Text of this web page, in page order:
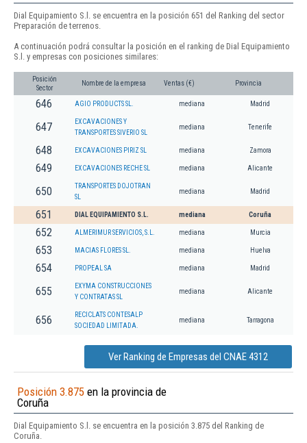
Dial Equipamiento S.l. se encuentra en la posición 651 del Ranking del sector
Preparación de terrenos.
A continuación podrá consultar la posición en el ranking de Dial Equipamiento
S.l. y empresas con posiciones similares:
Posición
Sector
Nombre de la empresa Ventas (€) Provincia
646 AGIO PRODUCTS SL. mediana Madrid
647
EXCAVACIONES Y
TRANSPORTES SIVERIO SL
mediana Tenerife
648 EXCAVACIONES PIRIZ SL mediana Zamora
649 EXCAVACIONES RECHE SL mediana Alicante
650
TRANSPORTES DOJOTRAN
SL
mediana Madrid
651 DIAL EQUIPAMIENTO S.L. mediana Coruña
652 ALMERIMUR SERVICIOS, S.L. mediana Murcia
653 MACIAS FLORES SL. mediana Huelva
654 PROPEAL SA mediana Madrid
655
EXYMA CONSTRUCCIONES
Y CONTRATAS SL
mediana Alicante
656
RECICLATS CONTESALP
SOCIEDAD LIMITADA.
mediana Tarragona
Ver Ranking de Empresas del CNAE 4312
Posición 3.875 en la provincia de
Coruña
Dial Equipamiento S.l. se encuentra en la posición 3.875 del Ranking de
Coruña.